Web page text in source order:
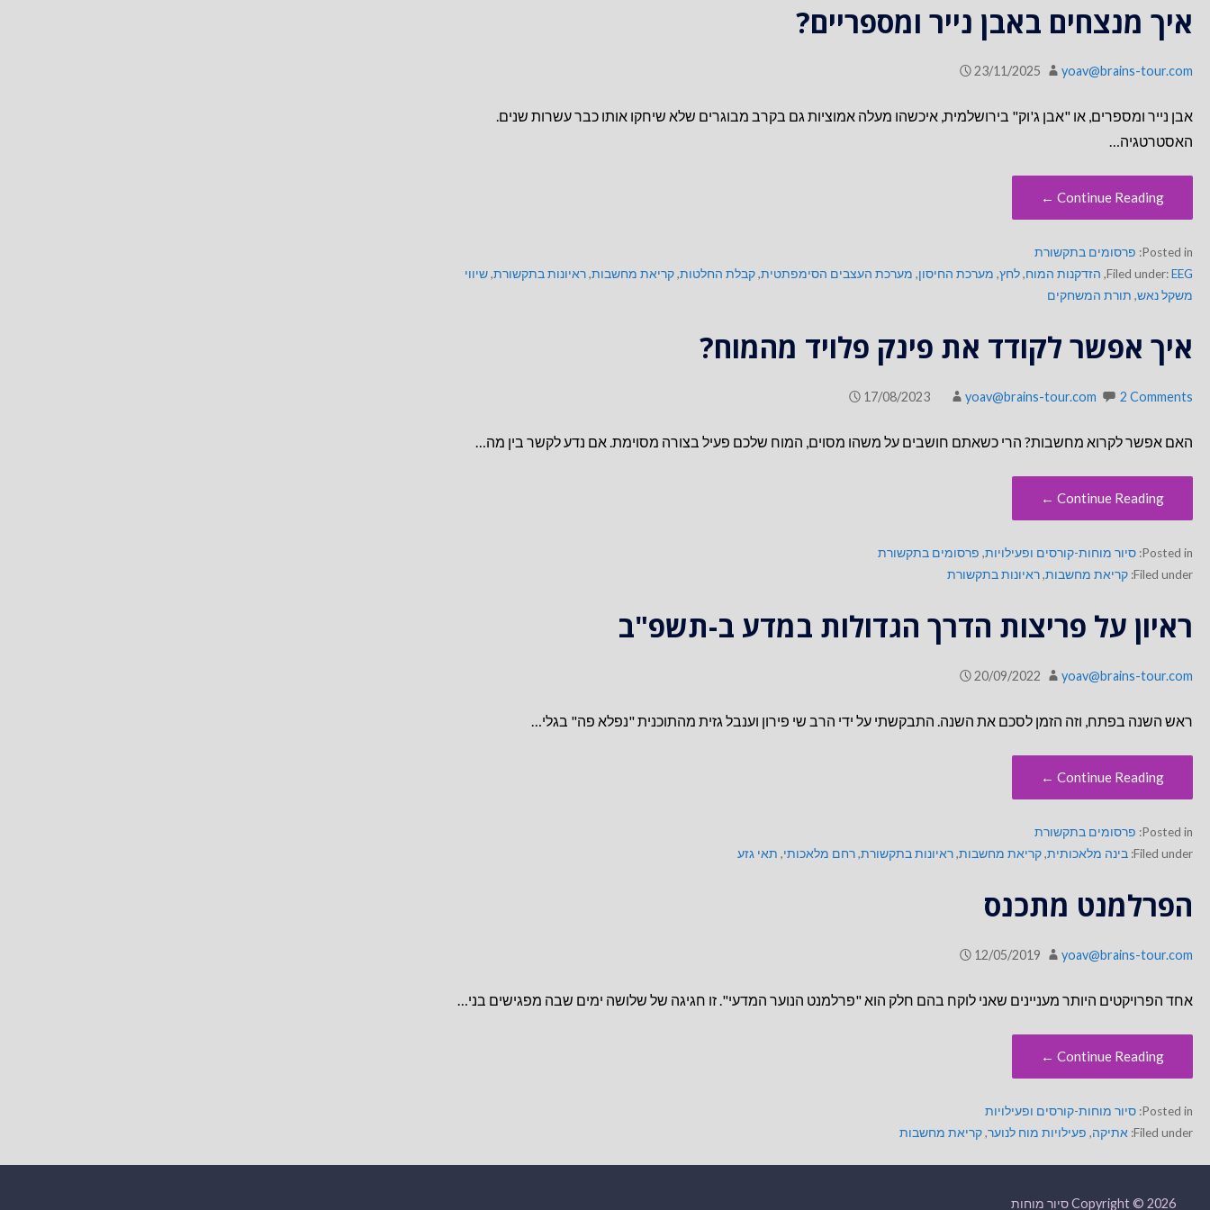
איך מנצחים באבן נייר ומספריים?
23/11/2025 yoav@brains-tour.com
אבן נייר ומספרים, או "אבן ג'וק" בירושלמית, איכשהו מעלה אמוציות גם בקרב מבוגרים שלא שיחקו אותו כבר עשרות שנים.
האסטרטגיה…
Continue Reading ←
Posted in: פרסומים בתקשורת
Filed under:EEG
, הזדקנות המוח,לחץ, מערכת החיסון, מערכת העצבים הסימפתטית,קבלת החלטות,קריאת מחשבות,ראיונות בתקשורת,שיווי
משקל נאש, תורת המשחקים
איך אפשר לקודד את פינק פלויד מהמוח?
17/08/2023 yoav@brains-tour.com 2 Comments
האם אפשר לקרוא מחשבות? הרי כשאתם חושבים על משהו מסוים, המוח שלכם פעיל בצורה מסוימת. אם נדע לקשר בין מה…
Continue Reading ←
Posted in: סיור מוחות-קורסים ופעילויות, פרסומים בתקשורת
Filed under: קריאת מחשבות,ראיונות בתקשורת
ראיון על פריצות הדרך הגדולות במדע ב-תשפ"ב
20/09/2022 yoav@brains-tour.com
ראש השנה בפתח, וזה הזמן לסכם את השנה. התבקשתי על ידי הרב שי פירון וענבל גזית מהתוכנית "נפלא פה" בגלי…
Continue Reading ←
Posted in: פרסומים בתקשורת
Filed under: בינה מלאכותית,קריאת מחשבות,ראיונות בתקשורת,רחם מלאכותי, תאי גזע
הפרלמנט מתכנס
12/05/2019 yoav@brains-tour.com
אחד הפרויקטים היותר מעניינים שאני לוקח בהם חלק הוא "פרלמנט הנוער המדעי". זו חגיגה של שלושה ימים שבה מפגישים בני…
Continue Reading ←
Posted in: סיור מוחות-קורסים ופעילויות
Filed under: אתיקה, פעילויות מוח לנוער,קריאת מחשבות
Copyright © 2026 סיור מוחות